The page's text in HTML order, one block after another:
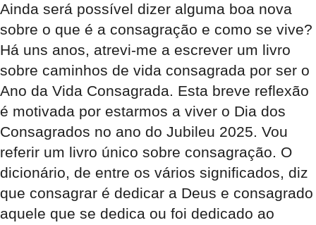
Ainda será possível dizer alguma boa nova
sobre o que é a consagração e como se vive?
Há uns anos, atrevi-me a escrever um livro
sobre caminhos de vida consagrada por ser o
Ano da Vida Consagrada. Esta breve reflexão
é motivada por estarmos a viver o Dia dos
Consagrados no ano do Jubileu 2025. Vou
referir um livro único sobre consagração. O
dicionário, de entre os vários significados, diz
que consagrar é dedicar a Deus e consagrado
aquele que se dedica ou foi dedicado ao